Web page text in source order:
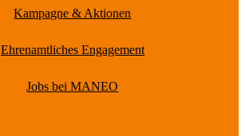
Kampagne & Aktionen
Ehrenamtliches Engagement
Jobs bei MANEO